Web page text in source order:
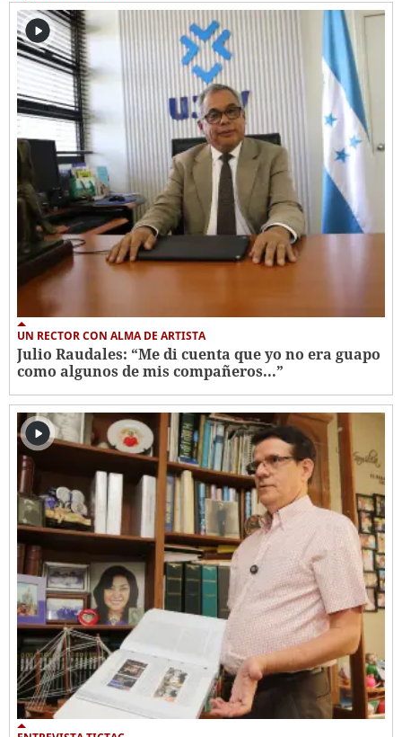
UN RECTOR CON ALMA DE ARTISTA
Julio Raudales: “Me di cuenta que yo no era guapo
como algunos de mis compañeros...”